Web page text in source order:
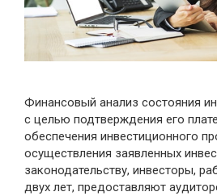
Финансовый анализ состояния
с целью подтверждения его
обеспечения инвестиционного
осуществления заявленных
законодательству, инвесторы,
двух лет, предоставляют